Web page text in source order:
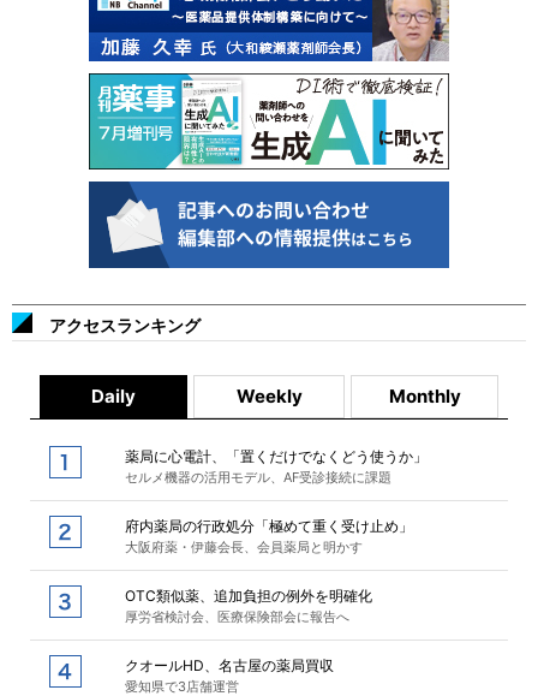
アクセスランキング
Daily Weekly Monthly
薬局に心電計、「置くだけでなくどう使うか」
セルメ機器の活用モデル、AF受診接続に課題
府内薬局の行政処分「極めて重く受け止め」
大阪府薬・伊藤会長、会員薬局と明かす
OTC類似薬、追加負担の例外を明確化
厚労省検討会、医療保険部会に報告へ
クオールHD、名古屋の薬局買収
愛知県で3店舗運営